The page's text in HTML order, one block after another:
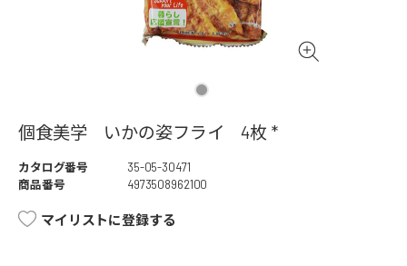
個食美学 いかの姿フライ 4枚 *
カタログ番号
35-05-30471
商品番号
4973508962100
マイリストに登録する